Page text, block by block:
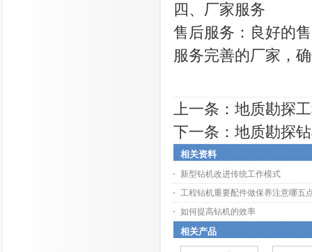
四、厂家服务
售后服务：良好的
服务完善的厂家，
上一条：地质勘探
下一条：地质勘探
相关资料
新型钻机改进传统工作模式
工程钻机重要配件做保养注意哪五
如何提高钻机的效率
相关产品